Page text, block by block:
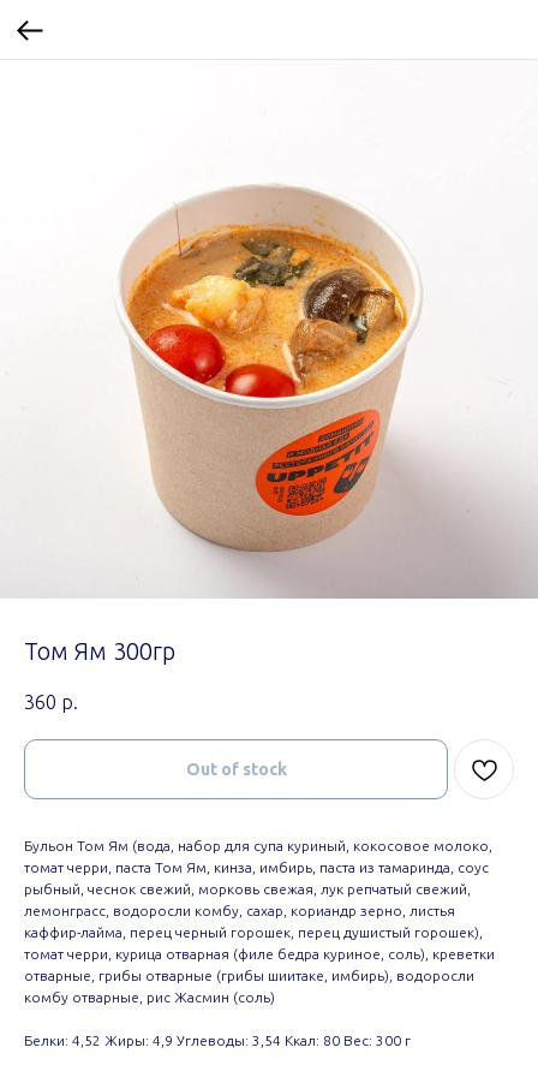
Том Ям 300гр
360 р.
Out of stock
Бульон Том Ям (вода, набор для супа куриный, кокосовое молоко,
томат черри, паста Том Ям, кинза, имбирь, паста из тамаринда, соус
рыбный, чеснок свежий, морковь свежая, лук репчатый свежий,
лемонграсс, водоросли комбу, сахар, кориандр зерно, листья
каффир-лайма, перец черный горошек, перец душистый горошек),
томат черри, курица отварная (филе бедра куриное, соль), креветки
отварные, грибы отварные (грибы шиитаке, имбирь), водоросли
комбу отварные, рис Жасмин (соль)
Белки: 4,52 Жиры: 4,9 Углеводы: 3,54 Ккал: 80 Вес: 300 г